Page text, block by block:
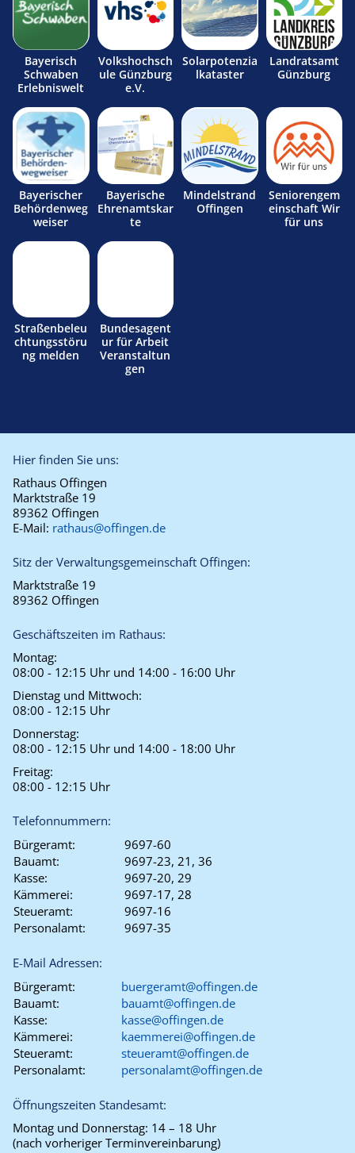
Bayerisch
Schwaben
Erlebniswelt
Volkshochsch
ule Günzburg
e.V.
Solarpotenzia
lkataster
Landratsamt
Günzburg
Bayerischer
Behördenweg
weiser
Bayerische
Ehrenamtskar
te
Mindelstrand
Offingen
Seniorengem
einschaft Wir
für uns
Straßenbeleu
chtungsstöru
ng melden
Bundesagent
ur für Arbeit
Veranstaltun
gen
Hier finden Sie uns:
Rathaus Offingen
Marktstraße 19
89362 Offingen
E-Mail: rathaus@offingen.de
Sitz der Verwaltungsgemeinschaft Offingen:
Marktstraße 19
89362 Offingen
Geschäftszeiten im Rathaus:
Montag:
08:00 - 12:15 Uhr und 14:00 - 16:00 Uhr
Dienstag und Mittwoch:
08:00 - 12:15 Uhr
Donnerstag:
08:00 - 12:15 Uhr und 14:00 - 18:00 Uhr
Freitag:
08:00 - 12:15 Uhr
Telefonnummern:
Bürgeramt:
9697-60
Bauamt:
9697-23, 21, 36
Kasse:
9697-20, 29
Kämmerei:
9697-17, 28
Steueramt:
9697-16
Personalamt:
9697-35
E-Mail Adressen:
Bürgeramt:
buergeramt@offingen.de
Bauamt:
bauamt@offingen.de
Kasse:
kasse@offingen.de
Kämmerei:
kaemmerei@offingen.de
Steueramt:
steueramt@offingen.de
Personalamt:
personalamt@offingen.de
Öffnungszeiten Standesamt:
Montag und Donnerstag: 14 – 18 Uhr
(nach vorheriger Terminvereinbarung)